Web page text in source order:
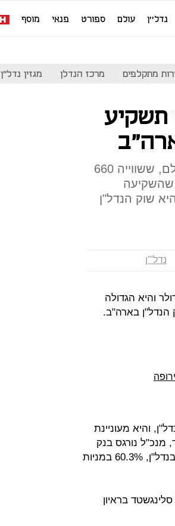
נדל''ן עולם ספורט פנאי מוסף
מתקלפים מרכז הנדלן מגזין נדל"ן 2022
תשקיע
קרן ההשקעות הממשלתית של נורבגיה, הגדולה בעולם, ששווייה 660
שהשקיעה
שוק הנדל"ן
נדל"'ן
ששווייה 660 מיליארד דולר והיא הגדולה
הקרן להשקיע 5% מנכסיה בנדל"ן, והיא מעוניינת
מנכ"ל נורגס בנק
אינבסטמנט מנג'מנט, האחראי על הקרן. הקרן השקיעה 0.3% בנדל"ן, 60.3% במניות
בראיון